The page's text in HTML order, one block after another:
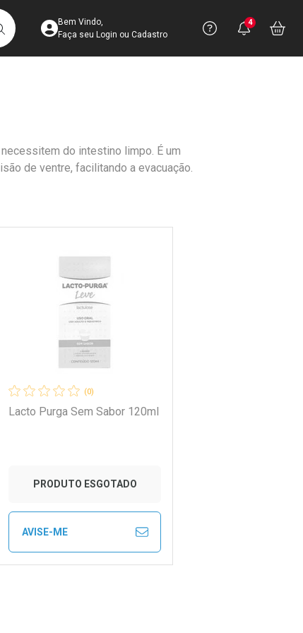
Acesse sua Conta
Bem Vindo,
Faça seu Login ou Cadastro
Precisa
Ver Recursos
Você
4
do intestino limpo. É um
de ventre, facilitando a evacuação.
AOS FAVORITOS
(0)
Lacto Purga Sem Sabor 120ml
PRODUTO ESGOTADO
AVISE-ME